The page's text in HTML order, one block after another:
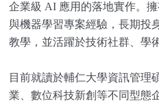
企業級 AI 應用的落地實作。
與機器學習專案經驗，長期投
教學，並活躍於技術社群、學
目前就讀於輔仁大學資訊管理
業、數位科技新創等不同型態